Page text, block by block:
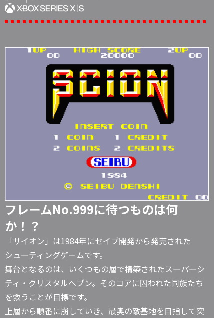
フレームNo.999に待つものは何
か！？
「サイオン」は1984年にセイブ開発から発売された
シューティングゲームです。
舞台となるのは、いくつもの層で構築されたスーパーシ
ティ・クリスタルヘブン。そのコアに囚われた同族たち
を救うことが目標です。
上層から順番に崩していき、最奥の敵基地を目指して突